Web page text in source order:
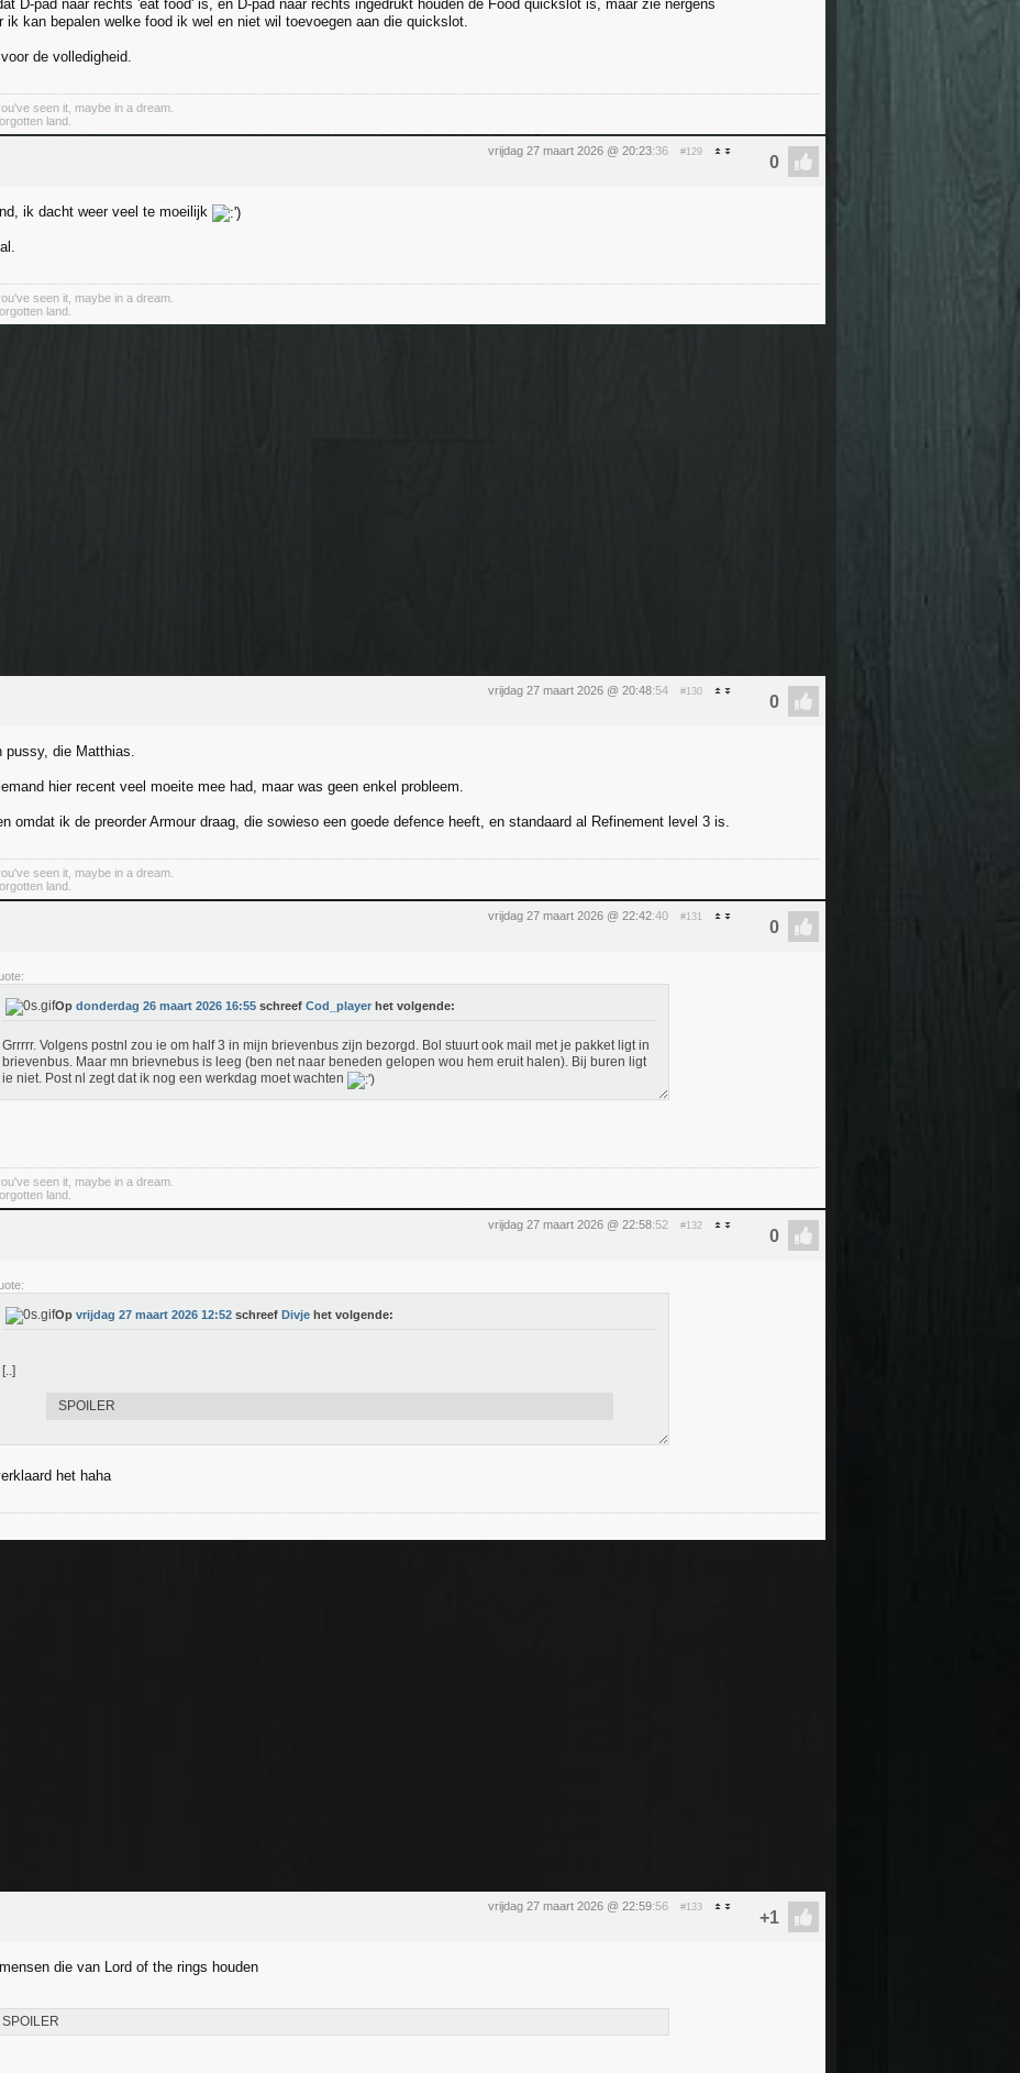
D-pad naar rechts 'eat food' is, en D-pad naar rechts ingedrukt houden de Food quickslot is, maar zie nergens
ik kan bepalen welke food ik wel en niet wil toevoegen aan die quickslot.
de volledigheid.
seen it, maybe in a dream.
land.
vrijdag 27 maart 2026 @ 20:23:36 #129
ik dacht weer veel te moeilijk
seen it, maybe in a dream.
land.
vrijdag 27 maart 2026 @ 20:48:54 #130
pussy, die Matthias.
hier recent veel moeite mee had, maar was geen enkel probleem.
omdat ik de preorder Armour draag, die sowieso een goede defence heeft, en standaard al Refinement level 3 is.
seen it, maybe in a dream.
land.
vrijdag 27 maart 2026 @ 22:42:40 #131
Op donderdag 26 maart 2026 16:55 schreef Cod_player het volgende:
Grrrrr. Volgens postnl zou ie om half 3 in mijn brievenbus zijn bezorgd. Bol stuurt ook mail met je pakket ligt in
brievenbus. Maar mn brievnebus is leeg (ben net naar beneden gelopen wou hem eruit halen). Bij buren ligt
ie niet. Post nl zegt dat ik nog een werkdag moet wachten
seen it, maybe in a dream.
land.
vrijdag 27 maart 2026 @ 22:58:52 #132
Op vrijdag 27 maart 2026 12:52 schreef Divje het volgende:
[..]
SPOILER
het haha
vrijdag 27 maart 2026 @ 22:59:56 #133
die van Lord of the rings houden
SPOILER